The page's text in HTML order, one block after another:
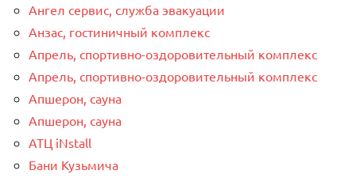
Ангел сервис, служба эвакуации
Анзас, гостиничный комплекс
Апрель, спортивно-оздоровительный комплекс
Апрель, спортивно-оздоровительный комплекс
Апшерон, сауна
Апшерон, сауна
АТЦ iNstall
Бани Кузьмича